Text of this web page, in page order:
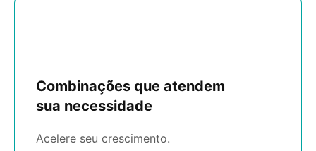
Combinações que atendem
sua necessidade
Acelere seu crescimento.